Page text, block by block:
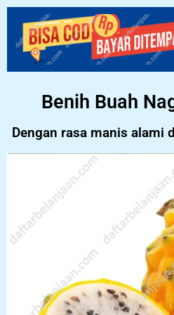
Benih Buah
Dengan rasa manis alami